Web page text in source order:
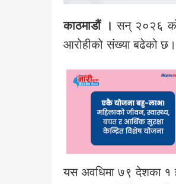
काठमाडौं ।सन् २०२६ को
आरोहीको संख्या बढेको छ।
यस अवधिमा ७९ देशका १